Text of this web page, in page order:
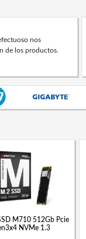
nos
de los productos.
M710 512Gb Pcie
NVMe 1.3